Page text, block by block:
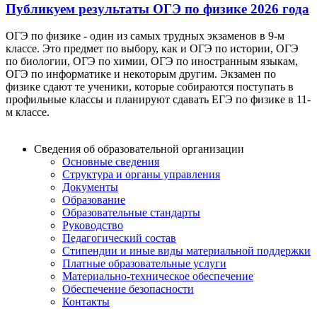
Публикуем результаты ОГЭ по физике 2026 года
ОГЭ по физике - один из самых трудных экзаменов в 9-м
классе. Это предмет по выбору, как и ОГЭ по истории, ОГЭ
по биологии, ОГЭ по химии, ОГЭ по иностранным языкам,
ОГЭ по информатике и некоторым другим. Экзамен по
физике сдают те ученики, которые собираются поступать в
профильные классы и планируют сдавать ЕГЭ по физике в 11-
м классе.
Сведения об образовательной организации
Основные сведения
Структура и органы управления
Документы
Образование
Образовательные стандарты
Руководство
Педагогический состав
Стипендии и иные виды материальной поддержки
Платные образовательные услуги
Материально-техническое обеспечение
Обеспечение безопасности
Контакты